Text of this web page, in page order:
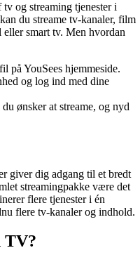
og streaming tjenester i
du streame tv-kanaler, film
smart tv. Men hvordan
på YouSees hjemmeside.
og log ind med dine
ønsker at streame, og nyd
giver dig adgang til et bredt
streamingpakke være det
flere tjenester i én
flere tv-kanaler og indhold.
TV?